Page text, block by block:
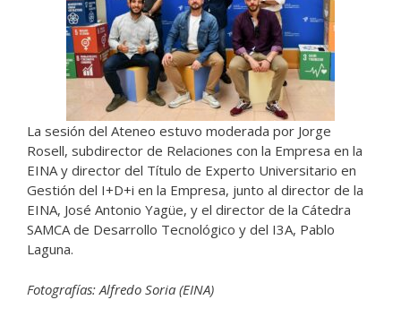
La sesión del Ateneo estuvo moderada por Jorge
Rosell, subdirector de Relaciones con la Empresa en la
EINA y director del Título de Experto Universitario en
Gestión del I+D+i en la Empresa, junto al director de la
EINA, José Antonio Yagüe, y el director de la Cátedra
SAMCA de Desarrollo Tecnológico y del I3A, Pablo
Laguna.
Fotografías: Alfredo Soria (EINA)